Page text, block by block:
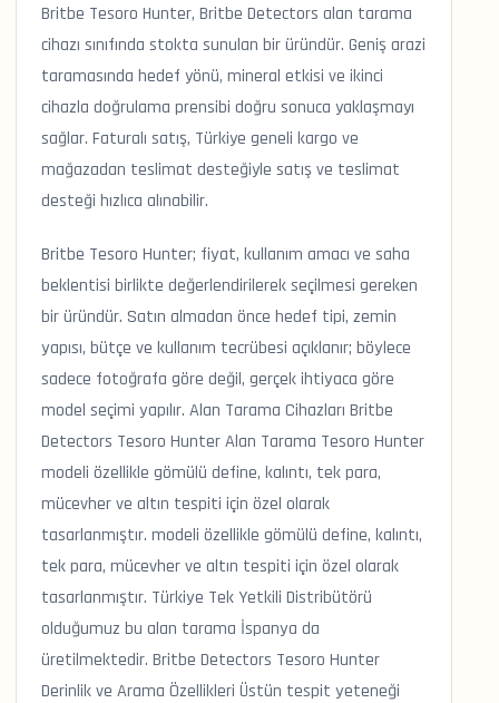
Britbe Tesoro Hunter, Britbe Detectors alan tarama
cihazı sınıfında stokta sunulan bir üründür. Geniş arazi
taramasında hedef yönü, mineral etkisi ve ikinci
cihazla doğrulama prensibi doğru sonuca yaklaşmayı
sağlar. Faturalı satış, Türkiye geneli kargo ve
mağazadan teslimat desteğiyle satış ve teslimat
desteği hızlıca alınabilir.
Britbe Tesoro Hunter; fiyat, kullanım amacı ve saha
beklentisi birlikte değerlendirilerek seçilmesi gereken
bir üründür. Satın almadan önce hedef tipi, zemin
yapısı, bütçe ve kullanım tecrübesi açıklanır; böylece
sadece fotoğrafa göre değil, gerçek ihtiyaca göre
model seçimi yapılır. Alan Tarama Cihazları Britbe
Detectors Tesoro Hunter Alan Tarama Tesoro Hunter
modeli özellikle gömülü define, kalıntı, tek para,
mücevher ve altın tespiti için özel olarak
tasarlanmıştır. modeli özellikle gömülü define, kalıntı,
tek para, mücevher ve altın tespiti için özel olarak
tasarlanmıştır. Türkiye Tek Yetkili Distribütörü
olduğumuz bu alan tarama İspanya da
üretilmektedir. Britbe Detectors Tesoro Hunter
Derinlik ve Arama Özellikleri Üstün tespit yeteneği